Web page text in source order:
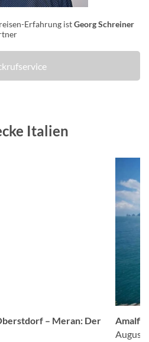
Erfahrung istGeorg Schreiner
Italien
– Meran: Der
Amalfis
August